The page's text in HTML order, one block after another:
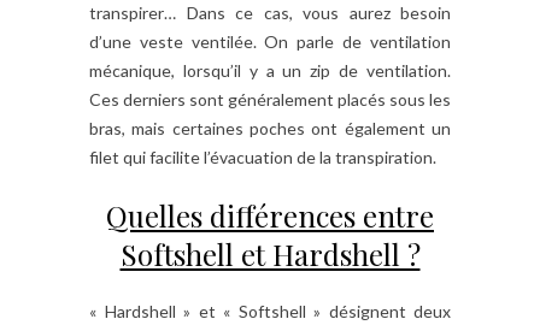
transpirer… Dans ce cas, vous aurez besoin
d’une veste ventilée. On parle de ventilation
mécanique, lorsqu’il y a un zip de ventilation.
Ces derniers sont généralement placés sous les
bras, mais certaines poches ont également un
filet qui facilite l’évacuation de la transpiration.
Quelles différences entre
Softshell et Hardshell ?
« Hardshell » et « Softshell » désignent deux